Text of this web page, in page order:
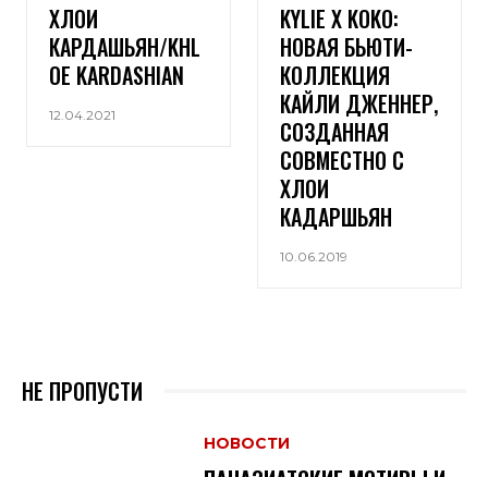
ХЛОИ
КАРДАШЬЯН/KHL
OE KARDASHIAN
12.04.2021
KYLIE X KOKO:
НОВАЯ БЬЮТИ-
КОЛЛЕКЦИЯ
КАЙЛИ ДЖЕННЕР,
СОЗДАННАЯ
СОВМЕСТНО С
ХЛОИ
КАДАРШЬЯН
10.06.2019
НЕ ПРОПУСТИ
НОВОСТИ